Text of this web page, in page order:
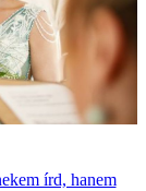
írd, hanem